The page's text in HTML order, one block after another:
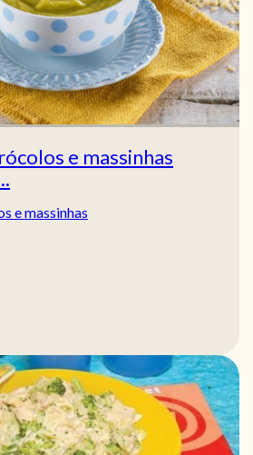
e massinhas
e massinhas